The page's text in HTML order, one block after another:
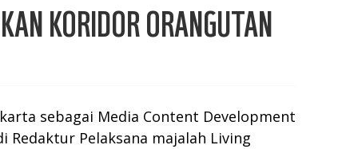
KORIDOR ORANGUTAN
sebagai Media Content Development
Pelaksana majalah Living